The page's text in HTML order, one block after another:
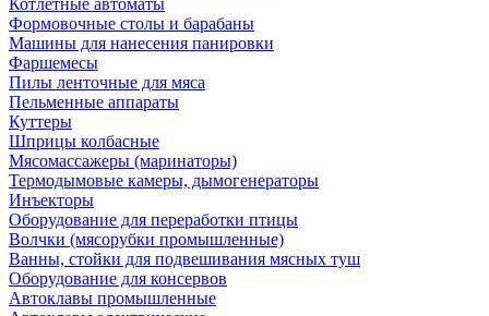
Котлетные автоматы
Формовочные столы и барабаны
Машины для нанесения панировки
Фаршемесы
Пилы ленточные для мяса
Пельменные аппараты
Куттеры
Шприцы колбасные
Мясомассажеры (маринаторы)
Термодымовые камеры, дымогенераторы
Инъекторы
Оборудование для переработки птицы
Волчки (мясорубки промышленные)
Ванны, стойки для подвешивания мясных туш
Оборудование для консервов
Автоклавы промышленные